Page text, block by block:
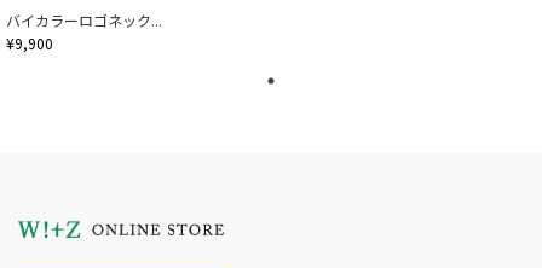
バイカラーロゴネック...
¥9,900